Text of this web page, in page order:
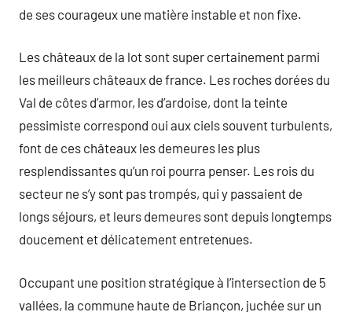
de ses courageux une matière instable et non fixe.
Les châteaux de la lot sont super certainement parmi
les meilleurs châteaux de france. Les roches dorées du
Val de côtes d’armor, les d’ardoise, dont la teinte
pessimiste correspond oui aux ciels souvent turbulents,
font de ces châteaux les demeures les plus
resplendissantes qu’un roi pourra penser. Les rois du
secteur ne s’y sont pas trompés, qui y passaient de
longs séjours, et leurs demeures sont depuis longtemps
doucement et délicatement entretenues.
Occupant une position stratégique à l’intersection de 5
vallées, la commune haute de Briançon, juchée sur un